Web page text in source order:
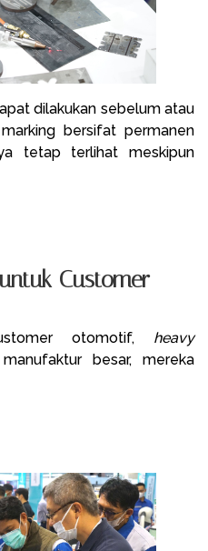
dilakukan sebelum atau
bersifat permanen
tetap terlihat meskipun
Customer
otomotif, heavy
besar, mereka